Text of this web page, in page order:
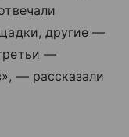
другие —
—
— рассказали